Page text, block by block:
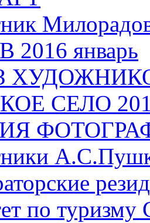
2016 январь
СЕЛО
по туризму